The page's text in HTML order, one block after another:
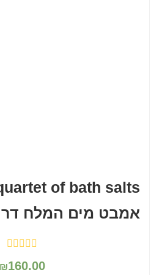
אמבט מים המלח דר
₪160.00